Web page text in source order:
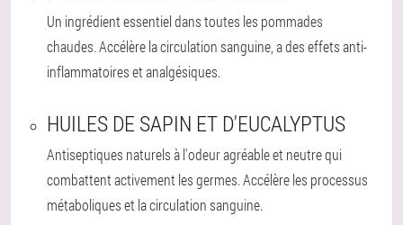
Un ingrédient essentiel dans toutes les pommades
chaudes. Accélère la circulation sanguine, a des effets anti-
inflammatoires et analgésiques.
HUILES DE SAPIN ET D'EUCALYPTUS
Antiseptiques naturels à l'odeur agréable et neutre qui
combattent activement les germes. Accélère les processus
métaboliques et la circulation sanguine.